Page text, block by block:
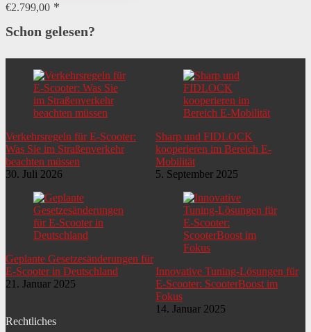
€2.799,00
Schon gelesen?
Verkehrsregeln für E-Scooter:
Was Sie im Straßenverkehr
beachten müssen
30. Juli 2026
Sharp und FIDLOCK
kooperieren im Bereich E-
Mobilität
5. September 2025
Geplante Gesetzesänderungen für
E-Scooter in Deutschland
21. Januar 2025
Innovative Tuning-Lösungen für
E-Scooter: ScooterBoost im
Fokus
14. Januar 2025
Rechtliches